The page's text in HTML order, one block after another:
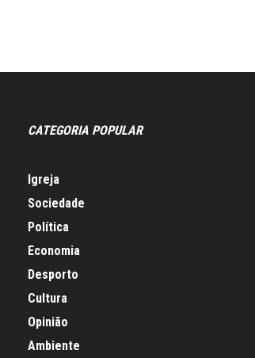
CATEGORIA POPULAR
Igreja
Sociedade
Política
Economia
Desporto
Cultura
Opinião
Ambiente